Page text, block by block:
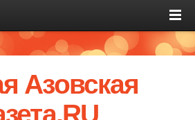
Азовская